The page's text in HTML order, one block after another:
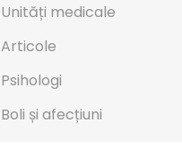
Unități medicale
Articole
Psihologi
Boli și afecțiuni